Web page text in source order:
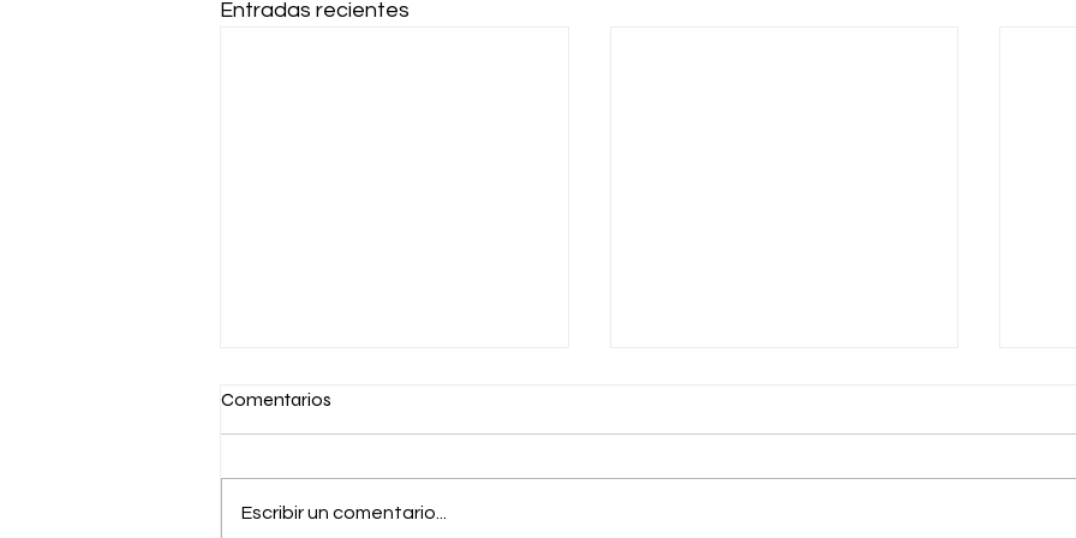
Entradas recientes
Comentarios
Escribir un comentario...